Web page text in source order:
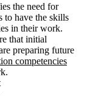
the need for
to have the skills
in their work.
that initial
preparing future
competencies